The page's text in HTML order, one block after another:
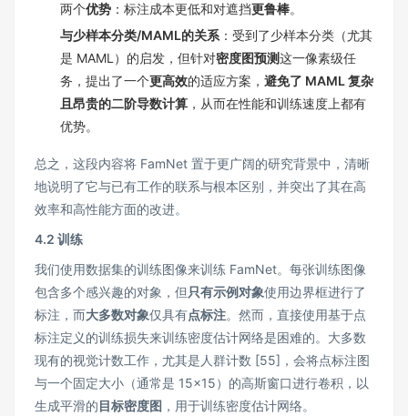
两个优势 ：标注成本更低和对遮挡更鲁棒。
与少样本分类/MAML的关系 ：受到了少样本分类（尤其
是 MAML）的启发，但针对密度图预测这一像素级任
务，提出了一个更高效的适应方案， 避免了 MAML 复杂
且昂贵的二阶导数计算 ，从而在性能和训练速度上都有
优势。
总之，这段内容将 FamNet 置于更广阔的研究背景中，清晰
地说明了它与已有工作的联系与根本区别，并突出了其在高
效率和高性能方面的改进。
4.2 训练
我们使用数据集的训练图像来训练 FamNet。每张训练图像
包含多个感兴趣的对象，但 只有示例对象使用边界框进行了
标注，而大多数对象仅具有点标注。然而，直接使用基于点
标注定义的训练损失来训练密度估计网络是困难的。大多数
现有的视觉计数工作，尤其是人群计数 [55]，会将点标注图
与一个固定大小（通常是 15×15）的高斯窗口进行卷积，以
生成平滑的目标密度图 ，用于训练密度估计网络。